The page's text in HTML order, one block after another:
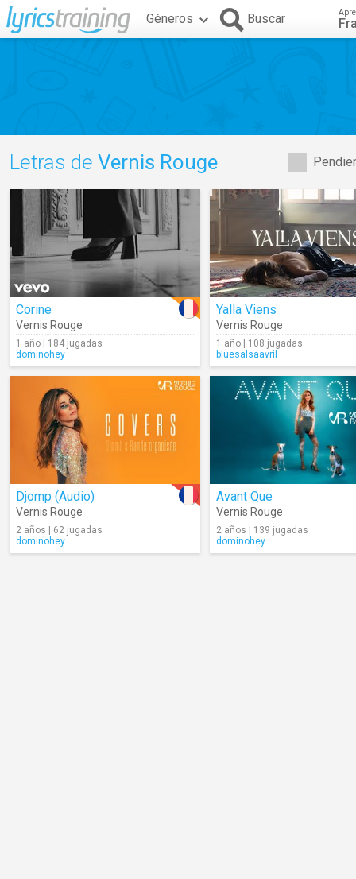
Géneros Buscar
Letras de Vernis Rouge
Corine
Vernis Rouge
1 año | 184 jugadas
dominohey
Yalla Viens
Vernis Rouge
1 año | 108 jugadas
bluesalsaavril
Djomp (Audio)
Vernis Rouge
2 años | 62 jugadas
dominohey
Avant Que
Vernis Rouge
2 años | 139 jugadas
dominohey